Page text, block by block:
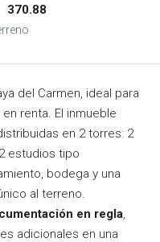
370.88
del Carmen, ideal para
renta. El inmueble
en 2 torres: 2
estudios tipo
bodega y una
al terreno.
en regla
adicionales en una